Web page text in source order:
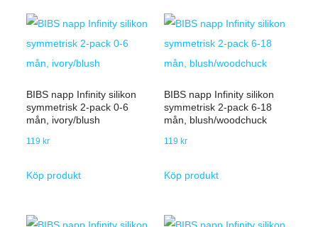
BIBS napp Infinity silikon
symmetrisk 2-pack 0-6
mån, ivory/blush
119 kr
Köp produkt
BIBS napp Infinity silikon
symmetrisk 2-pack 6-18
mån, blush/woodchuck
119 kr
Köp produkt